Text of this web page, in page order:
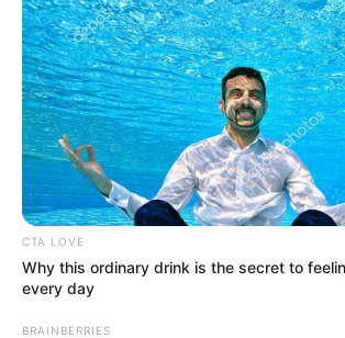
CTA LOVE
Why this ordinary drink is the secret to
every day
BRAINBERRIES